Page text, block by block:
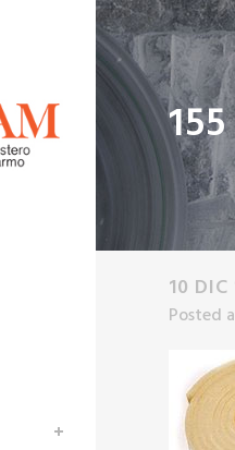
155
10 DIC
Posted